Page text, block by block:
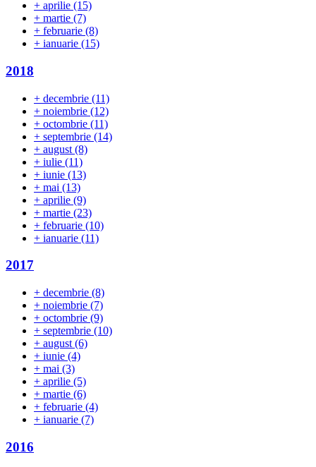
+ aprilie (15)
+ martie (7)
+ februarie (8)
+ ianuarie (15)
2018
+ decembrie (11)
+ noiembrie (12)
+ octombrie (11)
+ septembrie (14)
+ august (8)
+ iulie (11)
+ iunie (13)
+ mai (13)
+ aprilie (9)
+ martie (23)
+ februarie (10)
+ ianuarie (11)
2017
+ decembrie (8)
+ noiembrie (7)
+ octombrie (9)
+ septembrie (10)
+ august (6)
+ iunie (4)
+ mai (3)
+ aprilie (5)
+ martie (6)
+ februarie (4)
+ ianuarie (7)
2016